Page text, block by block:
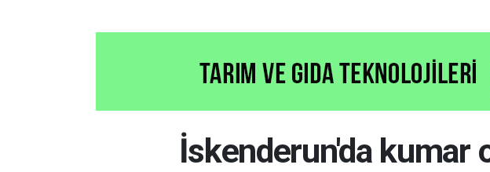
İskenderun'da kumar